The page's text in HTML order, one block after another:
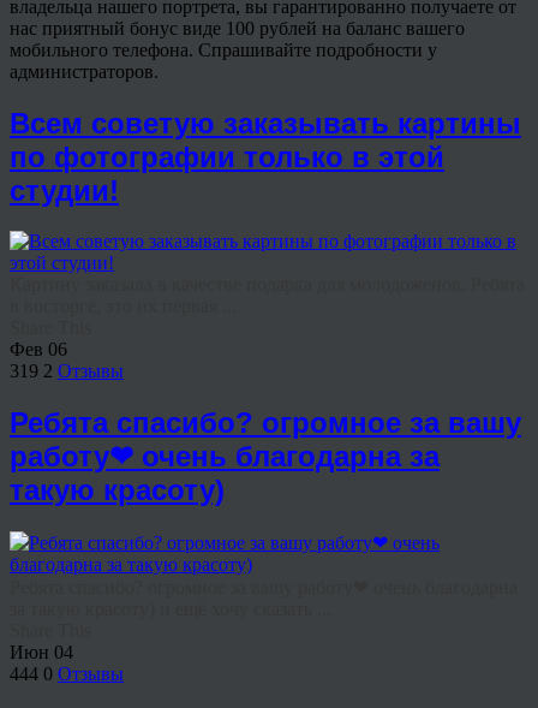
владельца нашего портрета, вы гарантированно получаете от
нас приятный бонус виде 100 рублей на баланс вашего
мобильного телефона. Спрашивайте подробности у
администраторов.
Всем советую заказывать картины
по фотографии только в этой
студии!
Фев 06
319 2 Отзывы
Ребята спасибо? огромное за вашу
работу❤ очень благодарна за
такую красоту)
Июн 04
444 0 Отзывы